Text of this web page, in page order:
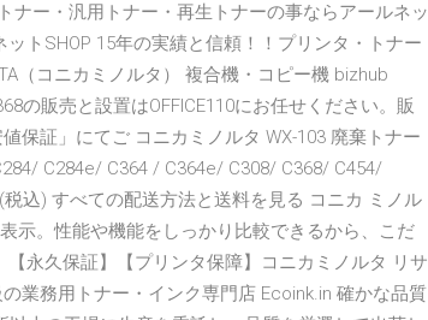
ナー・汎用トナー・再生トナーの事ならアールネッ
トSHOP 15年の実績と信頼！！プリンタ・トナー
（コニカミノルタ） 複合機・コピー機 bizhub
の販売と設置はOFFICE110にお任せください。販
保証」にてご コニカミノルタ WX-103 廃棄トナー
C284e/ C364 / C364e/ C308/ C368/ C454/
込) すべての配送方法と送料を見る コニカ ミノル
示。性能や機能をしっかり比較できるから、こだ
永久保証】【プリンタ保障】コニカミノルタ リサ
業務用トナー・インク専門店 Ecoink.in 確かな品質